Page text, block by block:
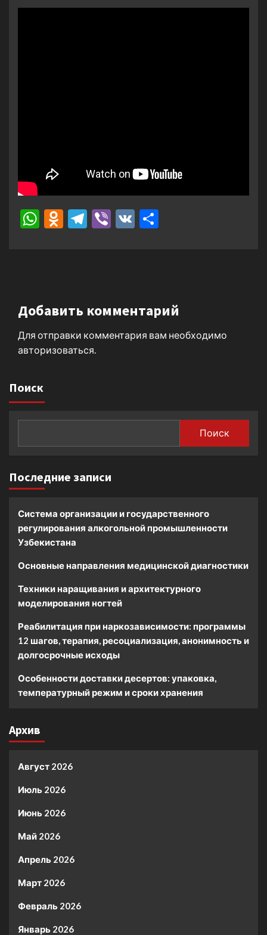
WhatsApp
Odnoklassniki
Telegram
Viber
VK
Добавить комментарий
Для отправки комментария вам необходимо
авторизоваться
Поиск
Поиск
Последние записи
Система организации и государственного
регулирования алкогольной промышленности
Узбекистана
Основные направления медицинской диагностики
Техники наращивания и архитектурного
моделирования ногтей
Реабилитация при наркозависимости: программы
12 шагов, терапия, ресоциализация, анонимность и
долгосрочные исходы
Особенности доставки десертов: упаковка,
температурный режим и сроки хранения
Архив
Август 2026
Июль 2026
Июнь 2026
Май 2026
Апрель 2026
Март 2026
Февраль 2026
Январь 2026